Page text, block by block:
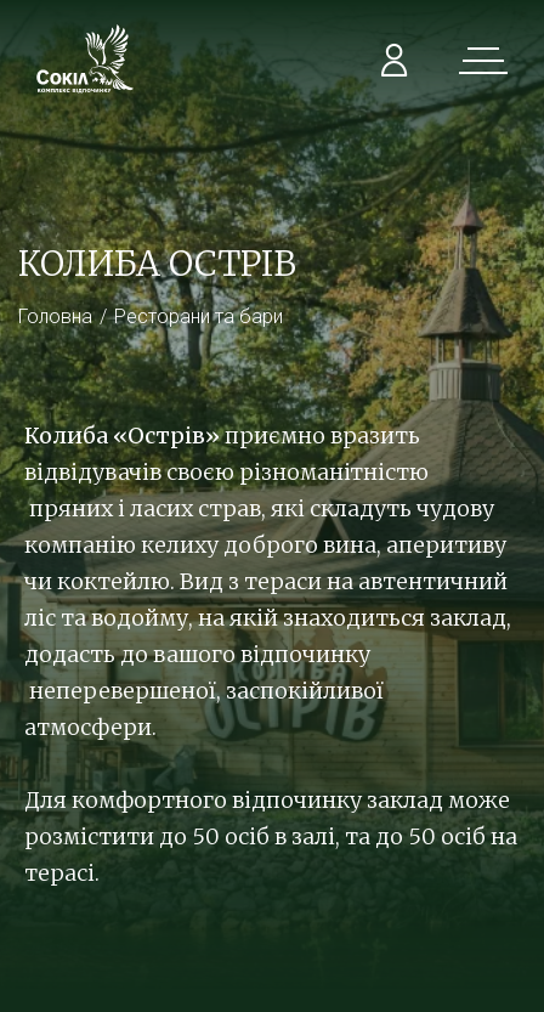
КОЛИБА ОСТРІВ
Головна Ресторани та бари
Колиба «Острів»приємно вразить
відвідувачів своєю різноманітністю
пряних і ласих страв, які складуть чудову
компанію келиху доброго вина, аперитиву
чи коктейлю. Вид з тераси на автентичний
ліс та водойму, на якій знаходиться заклад,
додасть до вашого відпочинку
неперевершеної, заспокійливої
атмосфери.
Для комфортного відпочинку заклад може
розмістити до 50 осіб в залі, та до 50 осіб на
терасі.